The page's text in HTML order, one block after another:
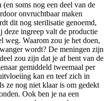
soms nog een deel van de
onvruchtbaar maken
dit nog sterilisatie genoemd,
ingreep valt de productie
weg. Waarom zou je het doen,
wordt? De meningen zijn
zou zijn dat je af bent van de
gemiddeld tweemaal per
kan en teef zich in
ze nog niet klaar is om gedekt
Ook ben je na een